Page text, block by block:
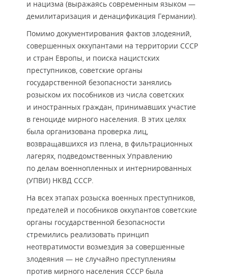
и нацизма (выражаясь современным языком —
демилитаризация и денацификация Германии).
Помимо документирования фактов злодеяний,
совершенных оккупантами на территории СССР
и стран Европы, и поиска нацистских
преступников, советские органы
государственной безопасности занялись
розыском их пособников из числа советских
и иностранных граждан, принимавших участие
в геноциде мирного населения. В этих целях
была организована проверка лиц,
возвращавшихся из плена, в фильтрационных
лагерях, подведомственных Управлению
по делам военнопленных и интернированных
(УПВИ) НКВД СССР.
На всех этапах розыска военных преступников,
предателей и пособников оккупантов советские
органы государственной безопасности
стремились реализовать принцип
неотвратимости возмездия за совершенные
злодеяния — не случайно преступлениям
против мирного населения СССР была